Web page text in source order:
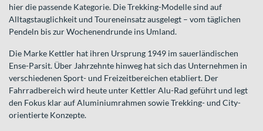
hier die passende Kategorie. Die Trekking-Modelle sind auf
Alltagstauglichkeit und Toureneinsatz ausgelegt – vom täglichen
Pendeln bis zur Wochenendrunde ins Umland.
Die Marke Kettler hat ihren Ursprung 1949 im sauerländischen
Ense-Parsit. Über Jahrzehnte hinweg hat sich das Unternehmen in
verschiedenen Sport- und Freizeitbereichen etabliert. Der
Fahrradbereich wird heute unter Kettler Alu-Rad geführt und legt
den Fokus klar auf Aluminiumrahmen sowie Trekking- und City-
orientierte Konzepte.